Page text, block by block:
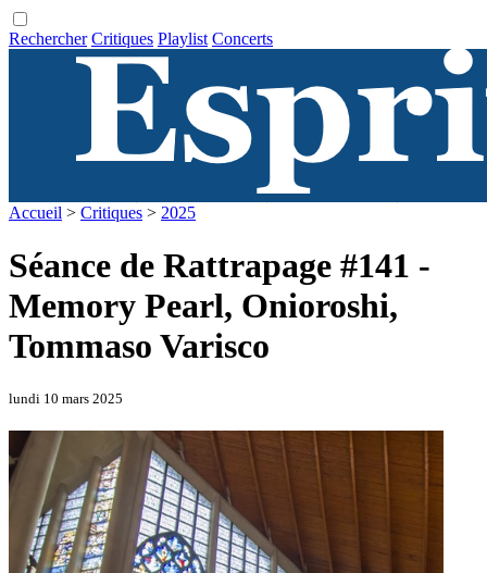
Rechercher Critiques Playlist Concerts
Accueil > Critiques > 2025
Séance de Rattrapage #141 -
Memory Pearl, Onioroshi,
Tommaso Varisco
lundi 10 mars 2025